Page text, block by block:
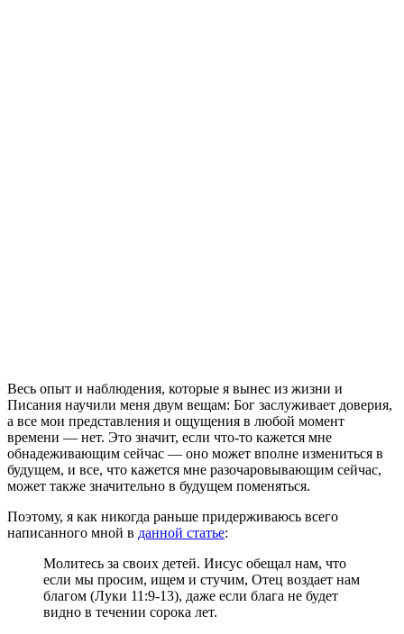
Весь опыт и наблюдения, которые я вынес из жизни и
Писания научили меня двум вещам: Бог заслуживает доверия,
а все мои представления и ощущения в любой момент
времени — нет. Это значит, если что-то кажется мне
обнадеживающим сейчас — оно может вполне измениться в
будущем, и все, что кажется мне разочаровывающим сейчас,
может также значительно в будущем поменяться.
Поэтому, я как никогда раньше придерживаюсь всего
написанного мной в данной статье:
Молитесь за своих детей. Иисус обещал нам, что
если мы просим, ищем и стучим, Отец воздает нам
благом (Луки 11:9-13), даже если блага не будет
видно в течении сорока лет.